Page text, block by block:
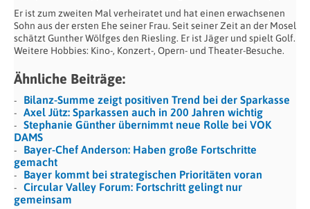
Er ist zum zweiten Mal verheiratet und hat einen erwachsenen
Sohn aus der ersten Ehe seiner Frau. Seit seiner Zeit an der Mosel
schätzt Gunther Wölfges den Riesling. Er ist Jäger und spielt Golf.
Weitere Hobbies: Kino-, Konzert-, Opern- und Theater-Besuche.
Ähnliche Beiträge:
Bilanz-Summe zeigt positiven Trend bei der Sparkasse
Axel Jütz: Sparkassen auch in 200 Jahren wichtig
Stephanie Günther übernimmt neue Rolle bei VOK
DAMS
Bayer-Chef Anderson: Haben große Fortschritte
gemacht
Bayer kommt bei strategischen Prioritäten voran
Circular Valley Forum: Fortschritt gelingt nur
gemeinsam